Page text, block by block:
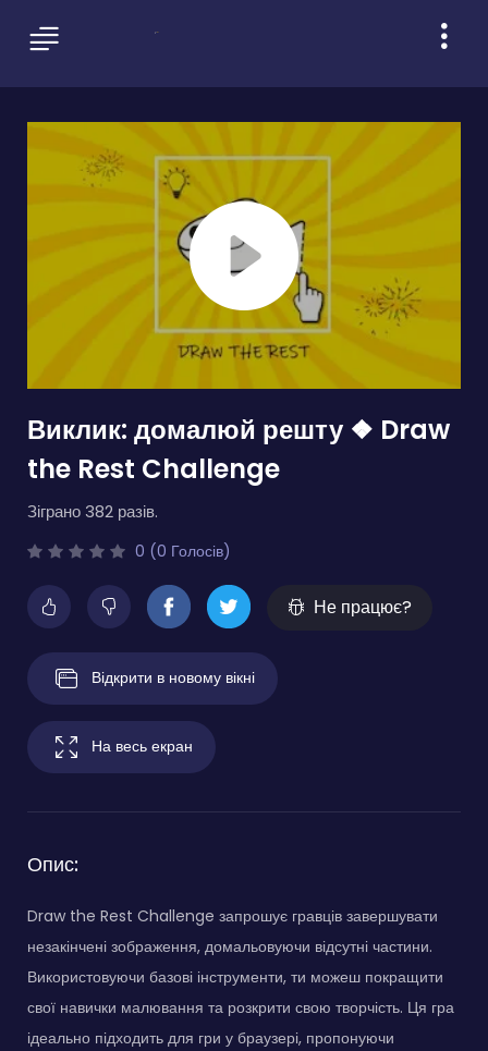
Виклик: домалюй решту ❖ Draw
the Rest Challenge
Зіграно 382 разів.
0 (0 Голосів)
Не працює?
Відкрити в новому вікні
На весь екран
Опис:
Draw the Rest Challenge запрошує гравців завершувати
незакінчені зображення, домальовуючи відсутні частини.
Використовуючи базові інструменти, ти можеш покращити
свої навички малювання та розкрити свою творчість. Ця гра
ідеально підходить для гри у браузері, пропонуючи